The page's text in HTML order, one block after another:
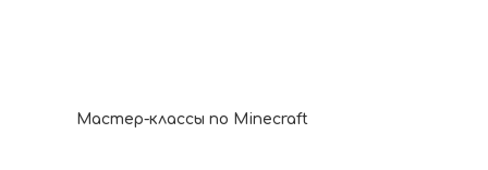
Мастер-классы по Minecraft